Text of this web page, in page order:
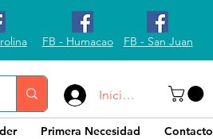
FB - Humacao FB - San Juan
Iniciar sesión
Primera Necesidad Contacto